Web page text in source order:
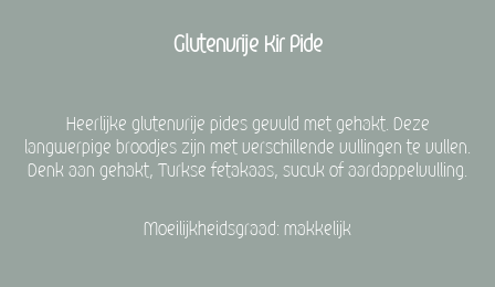
Glutenvrije Kir Pide
Heerlijke glutenvrije pides gevuld met gehakt. Deze
langwerpige broodjes zijn met verschillende vullingen te vullen.
Denk aan gehakt, Turkse fetakaas, sucuk of aardappelvulling.
Moeilijkheidsgraad: makkelijk